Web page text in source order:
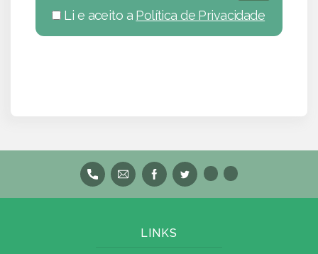
Li e aceito a Política de Privacidade
LINKS